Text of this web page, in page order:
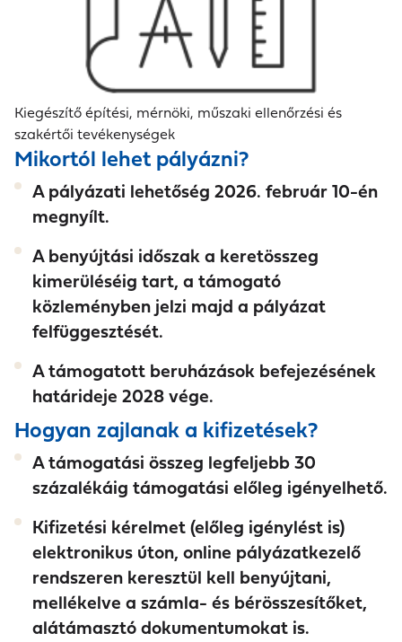
Kiegészítő építési, mérnöki, műszaki ellenőrzési és
szakértői tevékenységek
Mikortól lehet pályázni?
A pályázati lehetőség 2026. február 10-én
megnyílt.
A benyújtási időszak a keretösszeg
kimerüléséig tart, a támogató
közleményben jelzi majd a pályázat
felfüggesztését.
A támogatott beruházások befejezésének
határideje 2028 vége.
Hogyan zajlanak a kifizetések?
A támogatási összeg legfeljebb 30
százalékáig támogatási előleg igényelhető.
Kifizetési kérelmet (előleg igénylést is)
elektronikus úton, online pályázatkezelő
rendszeren keresztül kell benyújtani,
mellékelve a számla- és bérösszesítőket,
alátámasztó dokumentumokat is.